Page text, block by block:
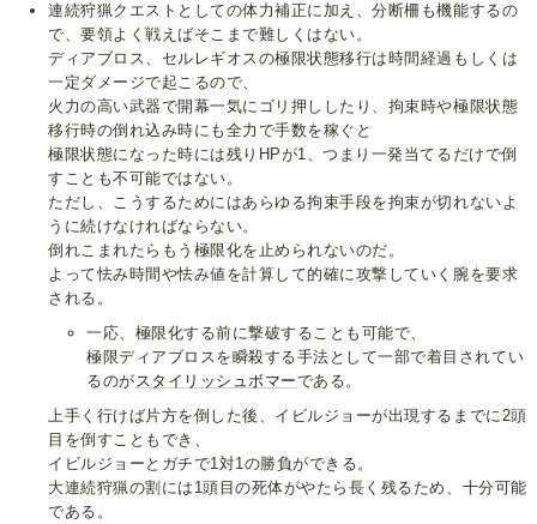
連続狩猟クエストとしての体力補正に加え、分断柵も機能するの
で、要領よく戦えばそこまで難しくはない。
ディアブロス、セルレギオスの極限状態移行は時間経過もしくは
一定ダメージで起こるので、
火力の高い武器で開幕一気にゴリ押ししたり、拘束時や極限状態
移行時の倒れ込み時にも全力で手数を稼ぐと
極限状態になった時には残りHPが1、つまり一発当てるだけで倒
すことも不可能ではない。
ただし、こうするためにはあらゆる拘束手段を拘束が切れないよ
うに続けなければならない。
倒れこまれたらもう極限化を止められないのだ。
よって怯み時間や怯み値を計算して的確に攻撃していく腕を要求
される。
一応、極限化する前に撃破することも可能で、
極限ディアブロスを瞬殺する手法として一部で着目されてい
るのがスタイリッシュボマーである。
上手く行けば片方を倒した後、イビルジョーが出現するまでに2頭
目を倒すこともでき、
イビルジョーとガチで1対1の勝負ができる。
大連続狩猟の割には1頭目の死体がやたら長く残るため、十分可能
である。